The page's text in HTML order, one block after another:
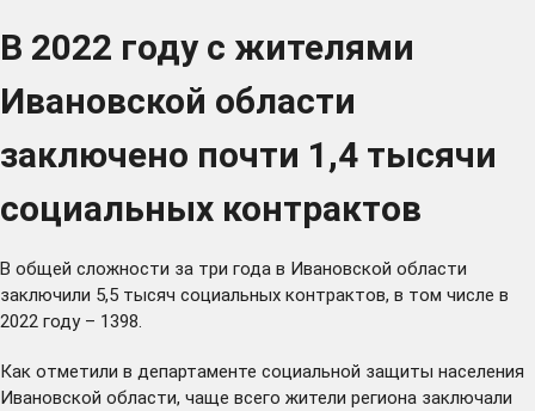
В 2022 году с жителями
Ивановской области
заключено почти 1,4 тысячи
социальных контрактов
В общей сложности за три года в Ивановской области
заключили 5,5 тысяч социальных контрактов, в том числе в
2022 году – 1398.
Как отметили в департаменте социальной защиты населения
Ивановской области, чаще всего жители региона заключали